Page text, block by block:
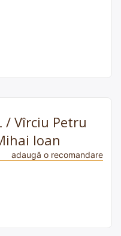
/ Vîrciu Petru
Ioan
adaugă o recomandare